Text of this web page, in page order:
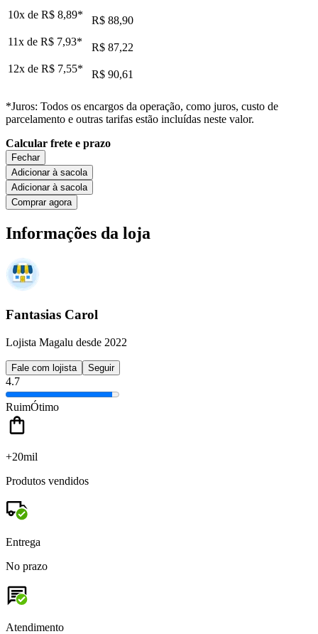
10x de R$ 8,89*
R$ 88,90
11x de R$ 7,93*
R$ 87,22
12x de R$ 7,55* R$ 90,61
*Juros: Todos os encargos da operação, como juros, custo de
parcelamento e outras tarifas estão incluídas neste valor.
Calcular frete e prazo
Fechar
Adicionar à sacola
Adicionar à sacola
Comprar agora
Informações da loja
Fantasias Carol
Lojista Magalu desde 2022
Fale com lojista Seguir
4.7
RuimÓtimo
+20mil
Produtos vendidos
Entrega
No prazo
Atendimento